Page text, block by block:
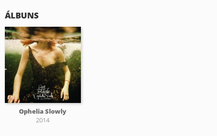
ÁLBUNS
Ophelia Slowly
2014